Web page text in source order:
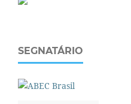
SEGNATÁRIO